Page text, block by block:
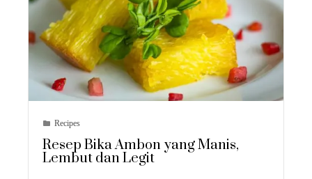
Recipes
Resep Bika Ambon yang Manis,
Lembut dan Legit